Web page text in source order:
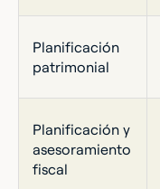
Planificación
patrimonial
Planificación y
asesoramiento
fiscal